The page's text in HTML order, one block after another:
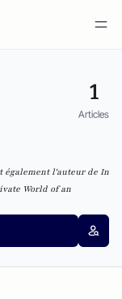
1
Articles
également l'auteur de In
World of an